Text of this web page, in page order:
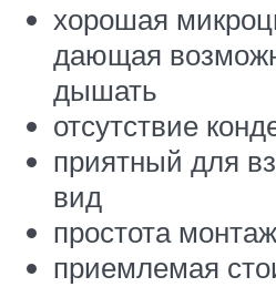
хорошая
дающая
дышать
отсутствие
приятный для
вид
простота
приемлемая